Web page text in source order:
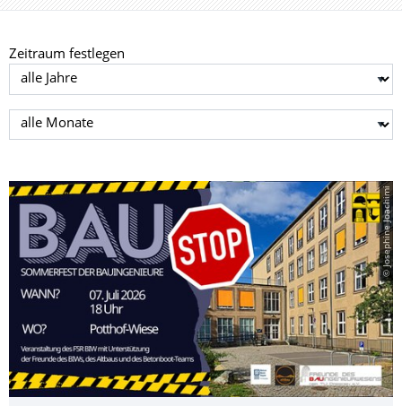
Zeitraum festlegen
Jahr auswählen
Monat auswählen
© Josephine Joachimi